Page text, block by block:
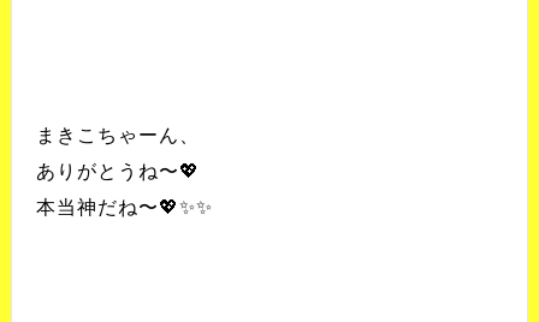
まきこちゃーん、
ありがとうね〜💖
本当神だね〜💖✨✨